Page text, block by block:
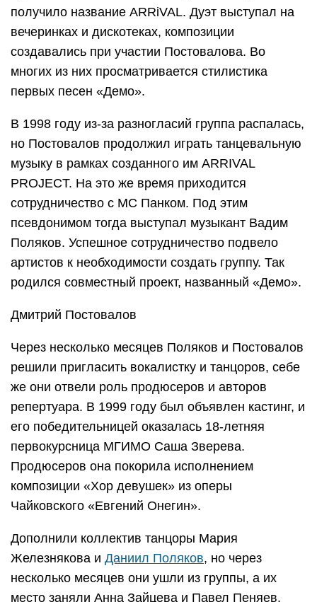
получило название ARRiVAL. Дуэт выступал на
вечеринках и дискотеках, композиции
создавались при участии Постовалова. Во
многих из них просматривается стилистика
первых песен «Демо».
В 1998 году из-за разногласий группа распалась,
но Постовалов продолжил играть танцевальную
музыку в рамках созданного им ARRIVAL
PROJECT. На это же время приходится
сотрудничество с MC Панком. Под этим
псевдонимом тогда выступал музыкант Вадим
Поляков. Успешное сотрудничество подвело
артистов к необходимости создать группу. Так
родился совместный проект, названный «Демо».
Дмитрий Постовалов
Через несколько месяцев Поляков и Постовалов
решили пригласить вокалистку и танцоров, себе
же они отвели роль продюсеров и авторов
репертуара. В 1999 году был объявлен кастинг, и
его победительницей оказалась 18-летняя
первокурсница МГИМО Саша Зверева.
Продюсеров она покорила исполнением
композиции «Хор девушек» из оперы
Чайковского «Евгений Онегин».
Дополнили коллектив танцоры Мария
Железнякова и Даниил Поляков, но через
несколько месяцев они ушли из группы, а их
место заняли Анна Зайцева и Павел Пеняев.